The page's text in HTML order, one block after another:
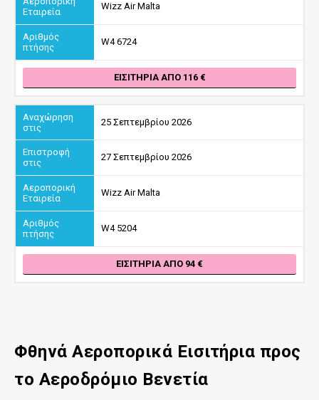
Wizz Air Malta
W4 6724
ΕΙΣΙΤΉΡΙΑ ΑΠΌ 116
25 Σεπτεμβρίου 2026
27 Σεπτεμβρίου 2026
Wizz Air Malta
W4 5204
ΕΙΣΙΤΉΡΙΑ ΑΠΌ 94
Φθηνά Αεροπορικά Εισιτήρια προς
το Αεροδρόμιο Βενετία